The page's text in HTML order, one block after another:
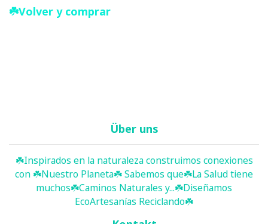
☘️Volver y comprar
Über uns
☘️ Inspirados en la naturaleza construimos conexiones
con ☘️ Nuestro Planeta☘️ Sabemos que☘️La Salud tiene
muchos☘️Caminos Naturales y...☘️Diseñamos
EcoArtesanías Reciclando☘️